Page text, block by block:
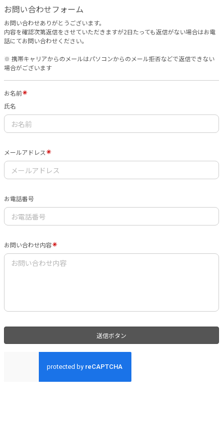
お問い合わせフォーム
お問い合わせありがとうございます。
内容を確認次第返信をさせていただきますが2日たっても返信がない場合はお電
話にてお問い合わせください。
※ 携帯キャリアからのメールはパソコンからのメール拒否などで返信できない
場合がございます
お名前
氏名
メールアドレス
お電話番号
お問い合わせ内容
送信ボタン